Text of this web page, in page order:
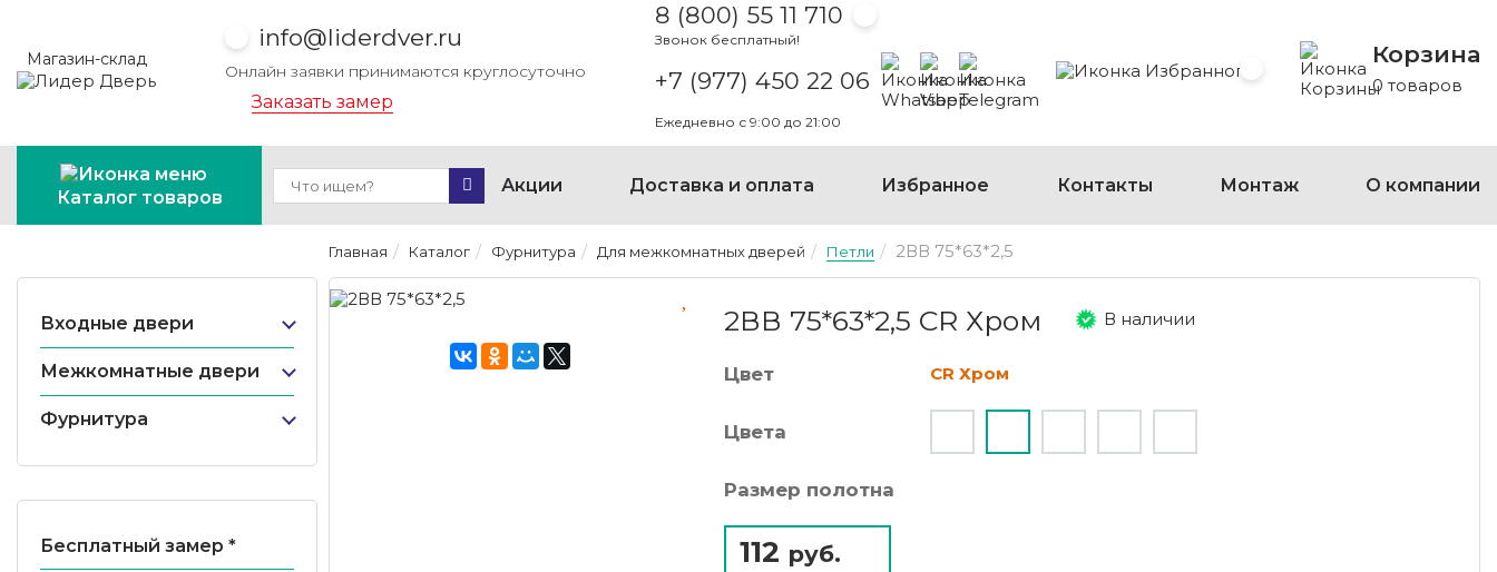
Магазин-склад
info@liderdver.ru
Онлайн заявки принимаются круглосуточно
Заказать замер
8 (800) 55 11 710
Звонок бесплатный!
+7 (977) 450 22 06
Написать на Whatsapp
Написать на Viber
Написать на Telegram
Ежедневно с 9:00 до 21:00
Избранное Корзина
0 товаров
Каталог товаров
Акции Доставка и оплата Избранное Контакты Монтаж О компании
Входные двери
Межкомнатные двери
Фурнитура
Бесплатный замер *
Главная Каталог Фурнитура Для межкомнатных дверей Петли 2ВВ 75*63*2,5
2ВВ 75*63*2,5 CR Хром В наличии
Цвет CR Хром
Цвета
Размер полотна
112 руб.